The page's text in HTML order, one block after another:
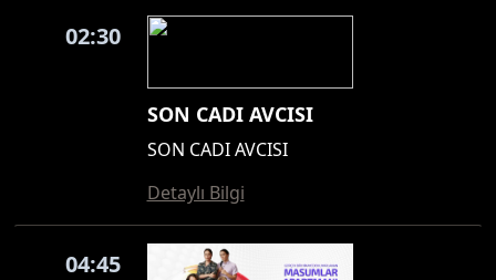
02:30
SON CADI AVCISI
SON CADI AVCISI
Detaylı Bilgi
04:45